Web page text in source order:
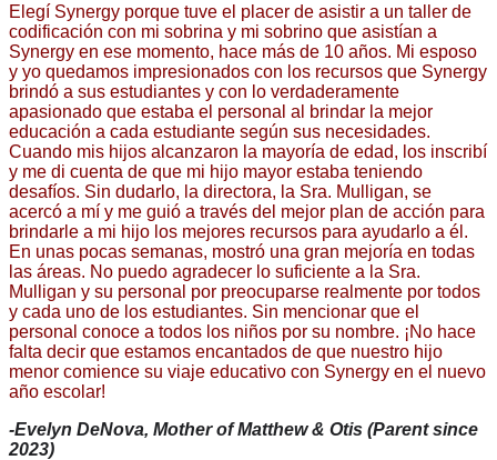
Elegí Synergy porque tuve el placer de asistir a un taller de
codificación con mi sobrina y mi sobrino que asistían a
Synergy en ese momento, hace más de 10 años. Mi esposo
y yo quedamos impresionados con los recursos que Synergy
brindó a sus estudiantes y con lo verdaderamente
apasionado que estaba el personal al brindar la mejor
educación a cada estudiante según sus necesidades.
Cuando mis hijos alcanzaron la mayoría de edad, los inscribí
y me di cuenta de que mi hijo mayor estaba teniendo
desafíos. Sin dudarlo, la directora, la Sra. Mulligan, se
acercó a mí y me guió a través del mejor plan de acción para
brindarle a mi hijo los mejores recursos para ayudarlo a él.
En unas pocas semanas, mostró una gran mejoría en todas
las áreas. No puedo agradecer lo suficiente a la Sra.
Mulligan y su personal por preocuparse realmente por todos
y cada uno de los estudiantes. Sin mencionar que el
personal conoce a todos los niños por su nombre. ¡No hace
falta decir que estamos encantados de que nuestro hijo
menor comience su viaje educativo con Synergy en el nuevo
año escolar!
-Evelyn DeNova, Mother of Matthew & Otis (Parent since
2023)